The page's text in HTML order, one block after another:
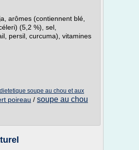
arômes (contiennent blé,
(5,2 %), sel,
persil, curcuma), vitamines
soupe au chou et aux
poireau / soupe au chou